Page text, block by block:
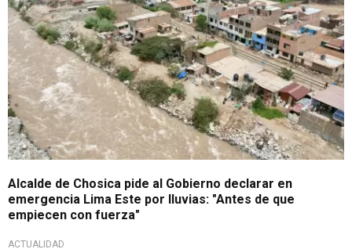
Alcalde de Chosica pide al Gobierno declarar en
emergencia Lima Este por lluvias: "Antes de que
empiecen con fuerza"
ACTUALIDAD